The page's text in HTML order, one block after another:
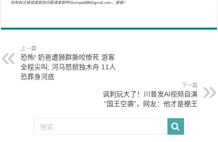
如有标注错误或其他问题请发邮件01simple888@gmail.com，谢谢！
上一篇
恐怖! 奶爸遭狮群撕咬惨死 游客
全程尖叫; 河马怒掀独木舟 11人
恐葬身河底
下一篇
讽刺玩大了！川普发AI视频自演
“国王空袭”，网友：他才是梗王